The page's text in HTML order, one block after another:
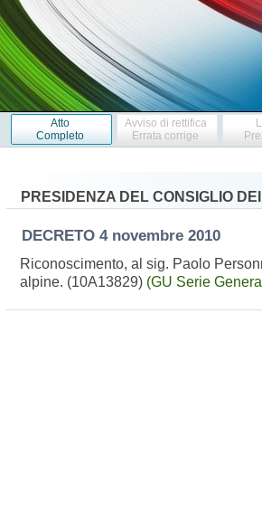
Atto
Completo
Avviso di rettifica
Errata corrige
PRESIDENZA DEL CONSIGLIO DEI
DECRETO 4 novembre 2010
Riconoscimento, al sig. Paolo
alpine. (10A13829) (GU Serie